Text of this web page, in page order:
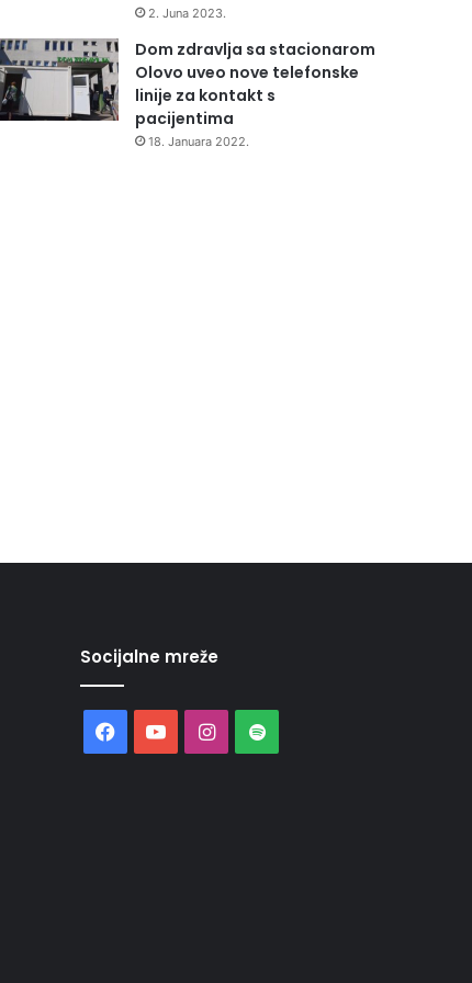
2. Juna 2023.
Dom zdravlja sa stacionarom
Olovo uveo nove telefonske
linije za kontakt s
pacijentima
18. Januara 2022.
Socijalne mreže
Facebook
YouTubeInstagram
Spotify